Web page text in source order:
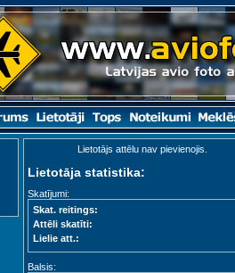
Lietotājs attēlu nav pievienojis.
Lietotāja statistika:
Skatījumi:
Skat. reitings:
Attēli skatīti:
Lielie att.:
Balsis: